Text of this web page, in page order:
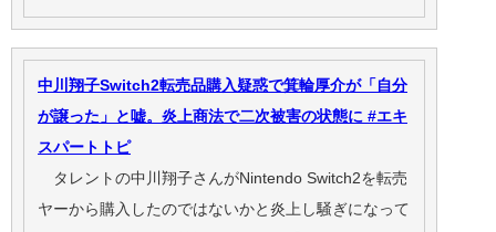
中川翔子Switch2転売品購入疑惑で箕輪厚介が「自分
が譲った」と嘘。炎上商法で二次被害の状態に #エキ
スパートトピ
タレントの中川翔子さんがNintendo Switch2を転売
ヤーから購入したのではないかと炎上し騒ぎになって